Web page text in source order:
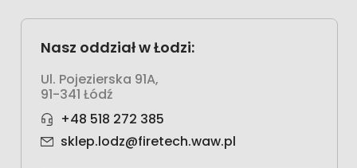
Nasz oddział w Łodzi:
Ul. Pojezierska 91A,
91-341 Łódź
+48 518 272 385
sklep.lodz@firetech.waw.pl